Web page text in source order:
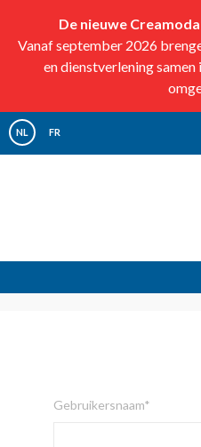
De nieuwe
Vanaf september 2026
en dienstverlening
NL FR
Gebruikersnaam*